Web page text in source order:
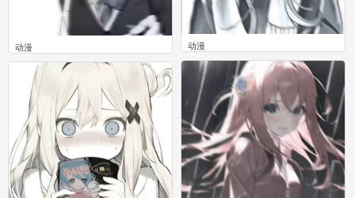
动漫
0
动漫
0